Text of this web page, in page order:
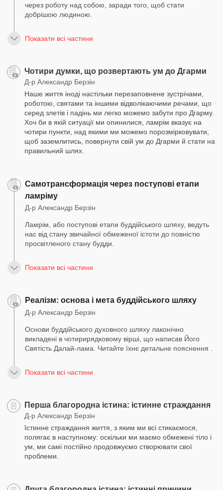
через роботу над собою, заради того, щоб стати
добрішою людиною.
Показати всі частини
Чотири думки, що розвертають ум до Дгарми
Д-р Александр Берзін
Наше життя іноді настільки перезаповнене зустрічами,
роботою, святами та іншими відволікаючими речами, що
серед злетів і падінь ми легко можемо забути про Дгарму.
Хоч би в якій ситуації ми опинилися, ламрім вказує на
чотири пункти, над якими ми можемо порозмірковувати,
щоб заземлитись, повернути свій ум до Дгарми й стати на
правильний шлях.
Самотрансформація через поступові етапи
ламріму
Д-р Александр Берзін
Ламрім, або поступові етапи буддійського шляху, ведуть
нас від стану звичайної обмеженої істоти до повністю
просвітленого стану будди.
Показати всі частини
Реалізм: основа і мета буддійського шляху
Д-р Александр Берзін
Основи буддійського духовного шляху лаконічно
викладені в чотирирядковому вірші, що написав Його
Святість Далай-лама. Читайте їхнє детальне пояснення .
Показати всі частини
Перша благородна істина: істинне страждання
Д-р Александр Берзін
Істинне страждання життя, з яким ми всі стикаємося,
полягає в наступному: оскільки ми маємо обмежені тіло і
ум, ми самі постійно продовжуємо створювати свої
проблеми.